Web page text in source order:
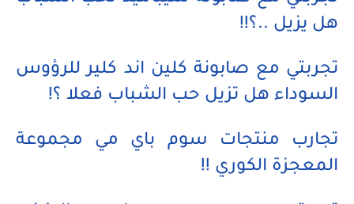
هل يزيل ..؟!!
تجربتي مع صابونة كلين اند كلير للرؤوس
السوداء هل تزيل حب الشباب فعلا ؟!
تجارب منتجات سوم باي مي مجموعة
المعجزة الكوري !!